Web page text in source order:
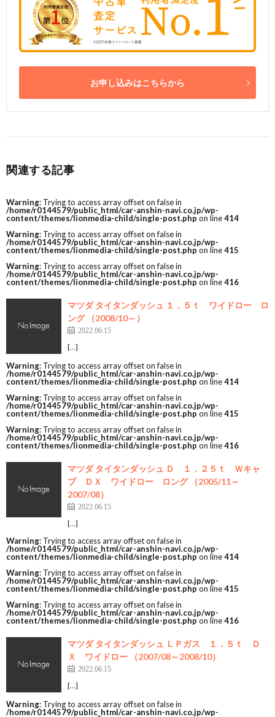
お申し込みはこちらから
関連する記事
Warning: Trying to access array offset on false in
/home/r0144579/public_html/car-anshin-navi.co.jp/wp-
content/themes/lionmedia-child/single-post.php on line414
Warning: Trying to access array offset on false in
/home/r0144579/public_html/car-anshin-navi.co.jp/wp-
content/themes/lionmedia-child/single-post.php on line415
Warning: Trying to access array offset on false in
/home/r0144579/public_html/car-anshin-navi.co.jp/wp-
content/themes/lionmedia-child/single-post.php on line416
マツダ タイタンダッシュ １．５ｔ ワイドロー ロ
ング （2008/10～）
2022.06.15
[…]
Warning: Trying to access array offset on false in
/home/r0144579/public_html/car-anshin-navi.co.jp/wp-
content/themes/lionmedia-child/single-post.php on line414
Warning: Trying to access array offset on false in
/home/r0144579/public_html/car-anshin-navi.co.jp/wp-
content/themes/lionmedia-child/single-post.php on line415
Warning: Trying to access array offset on false in
/home/r0144579/public_html/car-anshin-navi.co.jp/wp-
content/themes/lionmedia-child/single-post.php on line416
マツダ タイタンダッシュ Ｄ １．２５ｔ Ｗキャ
ブ ＤＸ ワイドロー ロング （2005/11～
2007/08）
2022.06.15
[…]
Warning: Trying to access array offset on false in
/home/r0144579/public_html/car-anshin-navi.co.jp/wp-
content/themes/lionmedia-child/single-post.php on line414
Warning: Trying to access array offset on false in
/home/r0144579/public_html/car-anshin-navi.co.jp/wp-
content/themes/lionmedia-child/single-post.php on line415
Warning: Trying to access array offset on false in
/home/r0144579/public_html/car-anshin-navi.co.jp/wp-
content/themes/lionmedia-child/single-post.php on line416
マツダ タイタンダッシュ ＬＰガス １．５ｔ Ｄ
Ｘ ワイドロー （2007/08～2008/10）
2022.06.15
[…]
Warning: Trying to access array offset on false in
/home/r0144579/public_html/car-anshin-navi.co.jp/wp-